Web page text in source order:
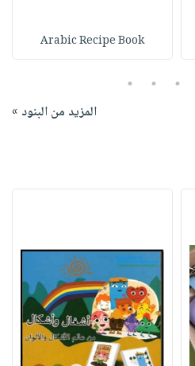
Arabic Recipe Book
3
4
5
المزيد من البنود »